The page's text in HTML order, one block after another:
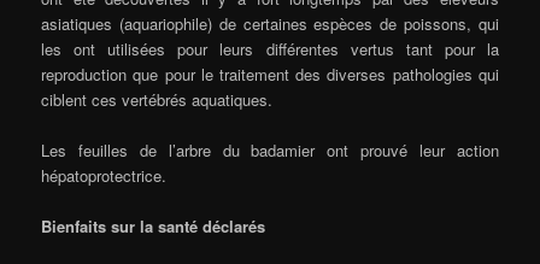
asiatiques (aquariophile) de certaines espèces de poissons, qui
les ont utilisées pour leurs différentes vertus tant pour la
reproduction que pour le traitement des diverses pathologies qui
ciblent ces vertébrés aquatiques.
Les feuilles de l’arbre du badamier ont prouvé leur action
hépatoprotectrice.
Bienfaits sur la santé déclarés